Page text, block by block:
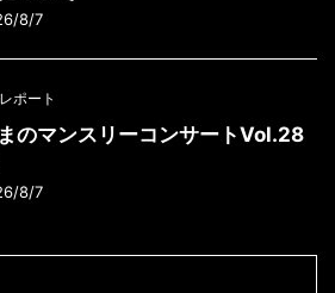
8/7
ポート
のマンスリーコンサートVol.28
8/7